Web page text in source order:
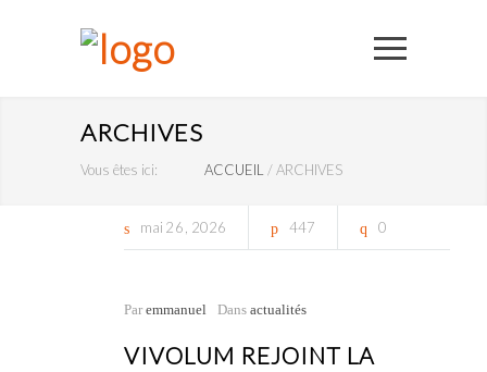
ARCHIVES
Vous êtes ici: ACCUEIL /ARCHIVES
mai 26 2026 447 0
Par emmanuel Dans actualités
VIVOLUM REJOINT LA